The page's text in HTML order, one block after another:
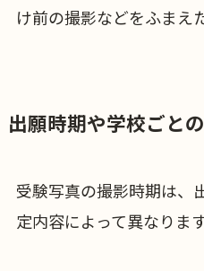
け前の撮影などをふまえ
出願時期や学校ごと
受験写真の撮影時期は、
定内容によって異なります